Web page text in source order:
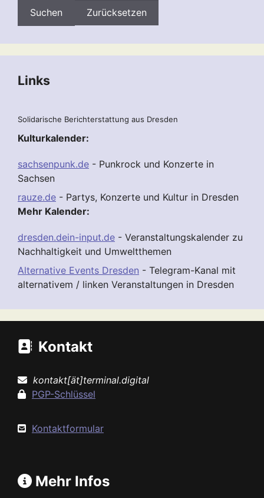
Zurücksetzen
Links
Solidarische Berichterstattung aus Dresden
Kulturkalender:
sachsenpunk.de - Punkrock und Konzerte in
Sachsen
rauze.de - Partys, Konzerte und Kultur in Dresden
Mehr Kalender:
dresden.dein-input.de - Veranstaltungskalender zu
Nachhaltigkeit und Umweltthemen
Alternative Events Dresden - Telegram-Kanal mit
alternativem / linken Veranstaltungen in Dresden
Kontakt
kontakt[ät]terminal.digital
PGP-Schlüssel
Kontaktformular
Mehr Infos